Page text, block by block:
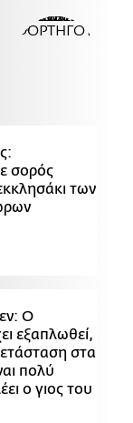
σορός
των
Ο
εξαπλωθεί,
στα
πολύ
ο γιος του